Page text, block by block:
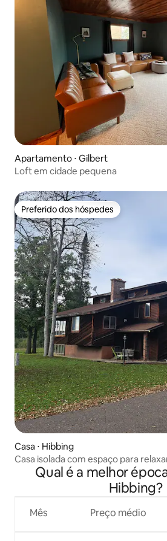
Apartamento ⋅ Gilbert
Loft em cidade pequena
Preferido dos hóspedes
Preferido dos hóspedes
Casa ⋅ Hibbing
Casa isolada com espaço para
Qual é a melhor
Hibbing?
Mês Preço médio